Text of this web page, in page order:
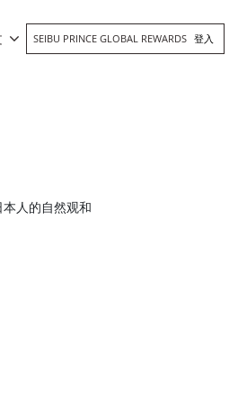
SEIBU PRINCE GLOBAL REWARDS 登入
人的自然观和